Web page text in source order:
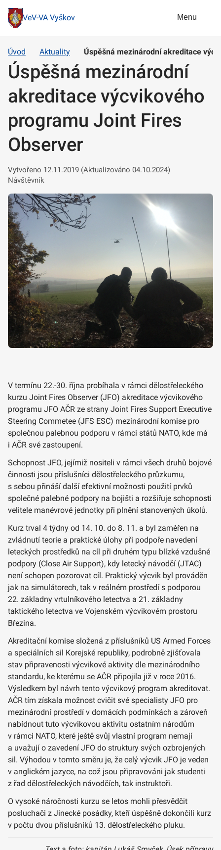
VeV-VA Vyškov Menu
Úvod Aktuality Úspěšná mezinárodní akreditace
Úspěšná mezinárodní
akreditace výcvikového
programu Joint Fires
Observer
Vytvořeno 12.11.2019 (Aktualizováno 04.10.2024)
Návštěvník
V termínu 22.-30. října probíhala v rámci dělostřeleckého
kurzu Joint Fires Observer (JFO) akreditace výcvikového
programu JFO AČR ze strany Joint Fires Support Executive
Steering Commetee (JFS ESC) mezinárodní komise pro
společnou palebnou podporu v rámci států NATO, kde má
i AČR své zastoupení.
Schopnost JFO, jejímiž nositeli v rámci všech druhů bojové
činnosti jsou příslušníci dělostřeleckého průzkumu,
s sebou přináší další efektivní možnosti použití prvků
společné palebné podpory na bojišti a rozšiřuje schopnosti
velitele manévrové jednotky při plnění stanovených úkolů.
Kurz trval 4 týdny od 14. 10. do 8. 11. a byl zaměřen na
zvládnutí teorie a praktické úlohy při podpoře navedení
leteckých prostředků na cíl při druhém typu blízké vzdušné
podpory (Close Air Support), kdy letecký návodčí (JTAC)
není schopen pozorovat cíl. Praktický výcvik byl prováděn
jak na simulátorech, tak v reálném prostředí s podporou
22. základny vrtulníkového letectva a 21. základny
taktického letectva ve Vojenském výcvikovém prostoru
Březina.
Akreditační komise složená z příslušníků US Armed Forces
a speciálních sil Korejské republiky, podrobně zjišťovala
stav připravenosti výcvikové aktivity dle mezinárodního
standardu, ke kterému se AČR připojila již v roce 2016.
Výsledkem byl návrh tento výcvikový program akreditovat.
AČR tím získala možnost cvičit své specialisty JFO pro
mezinárodní prostředí v domácích podmínkách a zároveň
nabídnout tuto výcvikovou aktivitu ostatním národům
v rámci NATO, které ještě svůj vlastní program nemají
a uvažují o zavedení JFO do struktury svých ozbrojených
sil. Výhodou v tomto směru je, že celý výcvik JFO je veden
v anglickém jazyce, na což jsou připravováni jak studenti
z řad dělostřeleckých návodčích, tak instruktoři.
O vysoké náročnosti kurzu se letos mohli přesvědčit
posluchači z Jinecké posádky, kteří úspěšně dokončili kurz
v počtu dvou příslušníků 13. dělostřeleckého pluku.